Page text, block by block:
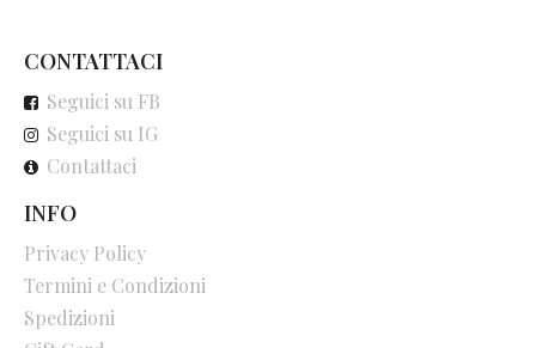
CONTATTACI
Seguici su FB
Seguici su IG
Contattaci
INFO
Privacy Policy
Termini e Condizioni
Spedizioni